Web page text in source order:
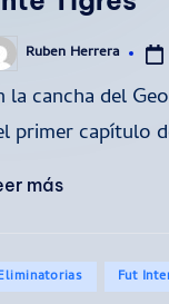
Ruben Herrera
la cancha del
primer capítulo
más
Fut